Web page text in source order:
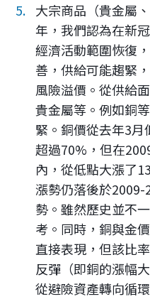
大宗商品（貴金屬
年，我們認為在新
經濟活動範圍恢復
善，供給可能趨緊
風險溢價。從供給
貴金屬等。例如銅
緊。銅價從去年3月
超過70%，但在
內，從低點大漲了
漲勢仍落後於
勢。雖然歷史並不
考。同時，銅與金
直接表現，但該比
反彈（即銅的漲幅
從避險資產轉向循